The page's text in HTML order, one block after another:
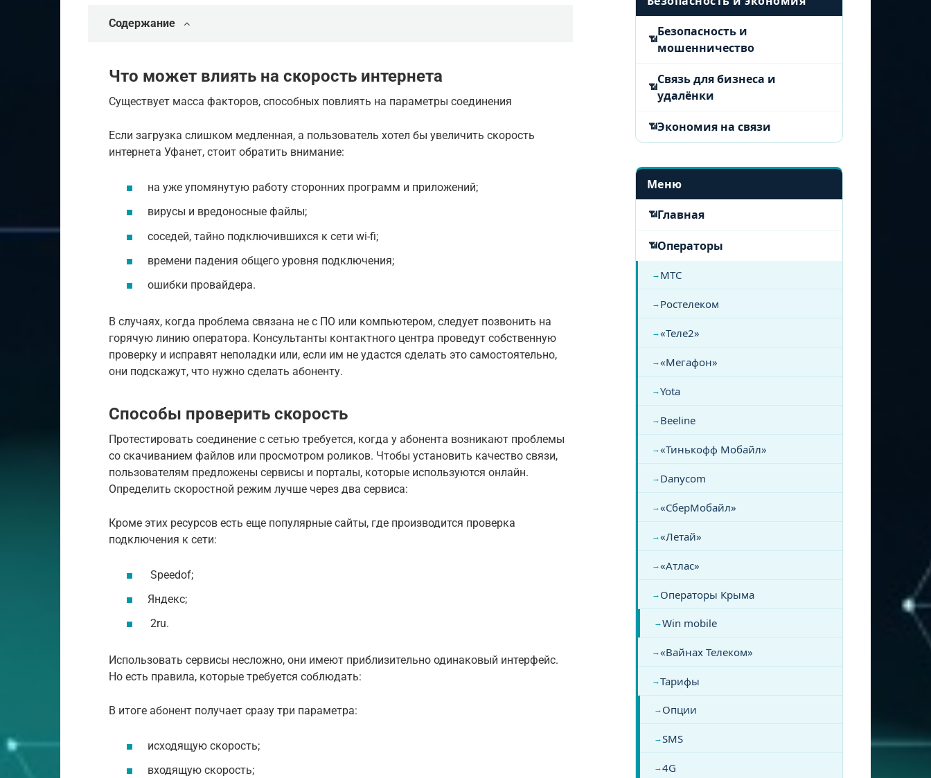
Содержание
Что может влиять на скорость интернета
Существует масса факторов, способных повлиять на параметры соединения
Если загрузка слишком медленная, а пользователь хотел бы увеличить скорость
интернета Уфанет, стоит обратить внимание:
на уже упомянутую работу сторонних программ и приложений;
вирусы и вредоносные файлы;
соседей, тайно подключившихся к сети wi-fi;
времени падения общего уровня подключения;
ошибки провайдера.
В случаях, когда проблема связана не с ПО или компьютером, следует позвонить на
горячую линию оператора. Консультанты контактного центра проведут собственную
проверку и исправят неполадки или, если им не удастся сделать это самостоятельно,
они подскажут, что нужно сделать абоненту.
Способы проверить скорость
Протестировать соединение с сетью требуется, когда у абонента возникают проблемы
со скачиванием файлов или просмотром роликов. Чтобы установить качество связи,
пользователям предложены сервисы и порталы, которые используются онлайн.
Определить скоростной режим лучше через два сервиса:
Кроме этих ресурсов есть еще популярные сайты, где производится проверка
подключения к сети:
Speedof;
Яндекс;
2ru.
Использовать сервисы несложно, они имеют приблизительно одинаковый интерфейс.
Но есть правила, которые требуется соблюдать:
В итоге абонент получает сразу три параметра:
исходящую скорость;
входящую скорость;
Безопасность и
мошенничество
Связь для бизнеса и
удалёнки
Экономия на связи
Меню
Главная
Операторы
МТС
Ростелеком
«Теле2»
«Мегафон»
Yota
Beeline
«Тинькофф Мобайл»
Danycom
«СберМобайл»
«Летай»
«Атлас»
Операторы Крыма
Win mobile
«Вайнах Телеком»
Тарифы
Опции
SMS
4G